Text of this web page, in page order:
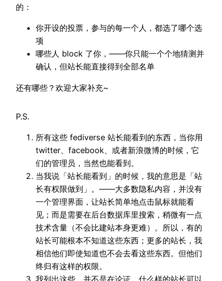
的：
你开设的投票，参与的每一个人，都选了哪个选
项
哪些人 block 了你，——你只能一个个地猜测并
确认，但站长能直接得到全部名单
还有哪些？欢迎大家补充~
P.S.
所有这些 fediverse 站长能看到的东西，当你用
twitter、facebook、或者新浪微博的时候，它
们的管理员，当然也能看到。
当我说「站长能看到」的时候，我的意思是「站
长有权限做到」。——大多数隐私内容，并没有
一个管理界面，让站长简单地点击鼠标就能看
见；而是需要在后台数据库里搜索，稍微有一点
技术含量（不会比建站本身更难）。所以，有的
站长可能根本不知道这些东西；更多的站长，我
相信他们即使知道也不会去看这些东西。但他们
终归有这样的权限。